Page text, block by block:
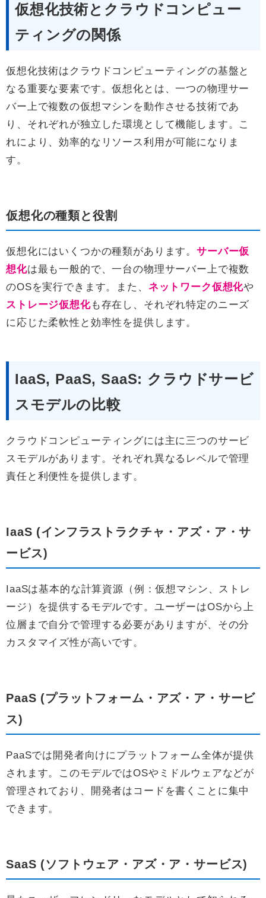
仮想化技術とクラウドコンピュー
ティングの関係
仮想化技術はクラウドコンピューティングの基盤と
なる重要な要素です。仮想化とは、一つの物理サー
バー上で複数の仮想マシンを動作させる技術であ
り、それぞれが独立した環境として機能します。こ
れにより、効率的なリソース利用が可能になりま
す。
仮想化の種類と役割
仮想化にはいくつかの種類があります。サーバー仮
想化は最も一般的で、一台の物理サーバー上で複数
のOSを実行できます。また、 ネットワーク仮想化や
ストレージ仮想化も存在し、それぞれ特定のニーズ
に応じた柔軟性と効率性を提供します。
IaaS, PaaS, SaaS: クラウドサービ
スモデルの比較
クラウドコンピューティングには主に三つのサービ
スモデルがあります。それぞれ異なるレベルで管理
責任と利便性を提供します。
IaaS (インフラストラクチャ・アズ・ア・サ
ービス)
IaaSは基本的な計算資源（例：仮想マシン、ストレ
ージ）を提供するモデルです。ユーザーはOSから上
位層まで自分で管理する必要がありますが、その分
カスタマイズ性が高いです。
PaaS (プラットフォーム・アズ・ア・サービ
ス)
PaaSでは開発者向けにプラットフォーム全体が提供
されます。このモデルではOSやミドルウェアなどが
管理されており、開発者はコードを書くことに集中
できます。
SaaS (ソフトウェア・アズ・ア・サービス)